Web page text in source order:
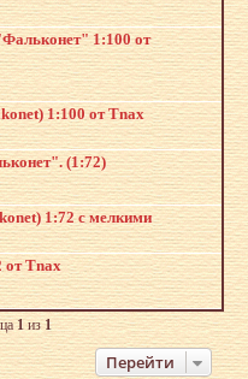
1:100 от
1:100 от Tnax
(1:72)
1:72 с мелкими
от Tnax
1из1
Перейти